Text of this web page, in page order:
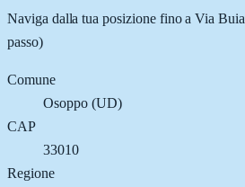
Naviga dalla tua posizione fino aVia Buia
passo)
Comune
Osoppo(UD)
CAP
33010
Regione